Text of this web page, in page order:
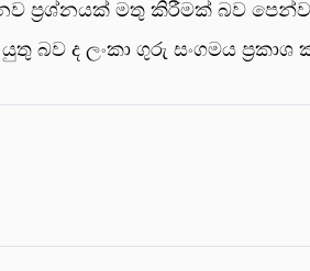
මතු කිරීමක් බව පෙන්වා
බව ද ලංකා ගුරු සංගමය ප‍්‍රකාශ